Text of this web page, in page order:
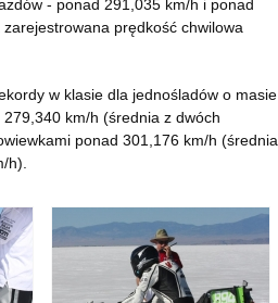
- ponad 291,035 km/h i ponad
prędkość chwilowa
w klasie dla jednośladów o masie
km/h (średnia z dwóch
ponad 301,176 km/h (średnia
h).